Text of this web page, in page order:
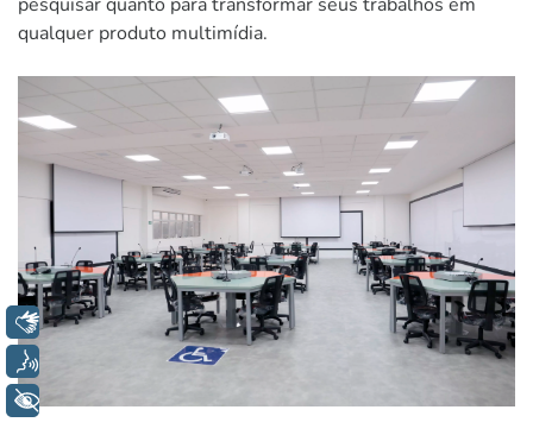
qualquer produto multimídia.
Libras
+ Acessibilidade